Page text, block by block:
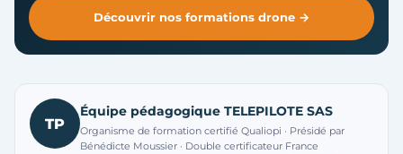
Découvrir nos formations drone →
TP
Équipe pédagogique TELEPILOTE SAS
Organisme de formation certifié Qualiopi · Présidé par
Bénédicte Moussier · Double certificateur France